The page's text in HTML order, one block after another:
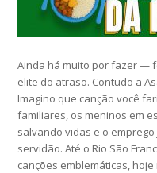
Ainda há muito por fazer —
elite do atraso. Contudo a
Imagino que canção você
familiares, os meninos em
salvando vidas e o
servidão. Até o Rio São
canções emblemáticas,